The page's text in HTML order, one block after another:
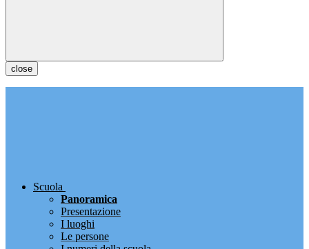
close
Scuola
Panoramica
Presentazione
I luoghi
Le persone